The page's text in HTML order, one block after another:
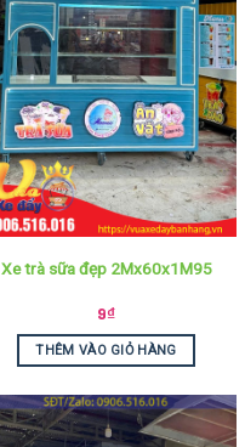
Xe trà sữa đẹp 2Mx60x1M95
9₫
THÊM VÀO GIỎ HÀNG